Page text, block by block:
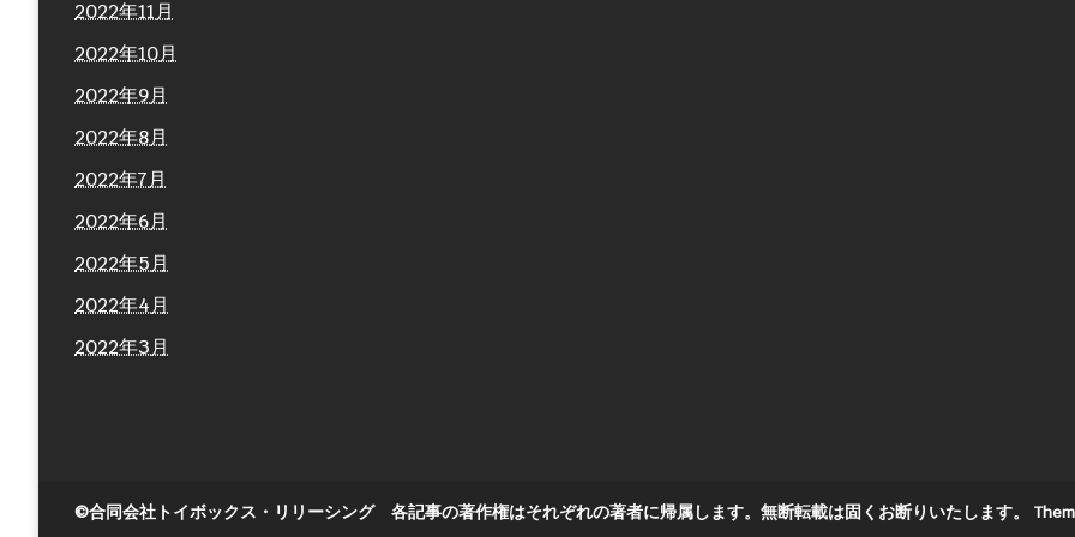
2022年11月
2022年10月
2022年9月
2022年8月
2022年7月
2022年6月
2022年5月
2022年4月
2022年3月
©合同会社トイボックス・リリーシング 各記事の著作権はそれぞれの著者に帰属します。無断転載は固くお断りいたします。